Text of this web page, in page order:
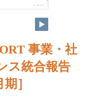
事業・社
ス統合報告
］